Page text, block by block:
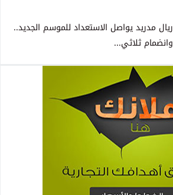
ريال مدريد يواصل الاستعداد للموسم الجديد..
وانضمام ثلاثي...